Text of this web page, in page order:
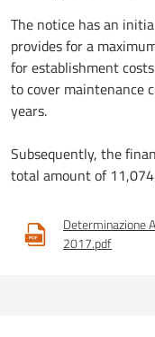
The notice has an
provides for a
for establishment
to cover maintenance
years.
Subsequently, the
total amount of
Determinazione
2017.pdf